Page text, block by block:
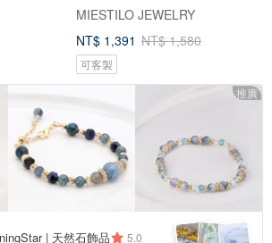
MIESTILO JEWELRY
NT$ 1,391 NT$ 1,580
可客製
推廣
| 天然石飾品 5.0